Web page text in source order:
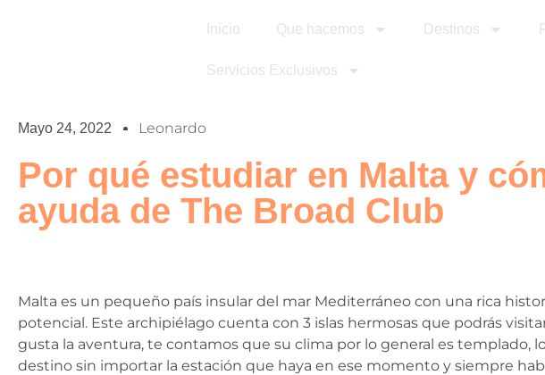
Inicio Que hacemos Destinos
Servicios Exclusivos
Mayo 24, 2022 Leonardo
Por qué estudiar en Malta y
ayuda de The Broad Club
Malta es un pequeño país insular del mar Mediterráneo con una rica
potencial. Este archipiélago cuenta con 3 islas hermosas que podrás
gusta la aventura, te contamos que su clima por lo general es templado,
destino sin importar la estación que haya en ese momento y siempre